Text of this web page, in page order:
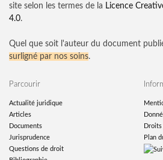
site selon les termes de la Licence
4.0.
Quel que soit l'auteur du document
surligné par nos soins.
Parcourir
Actualité juridique
Articles
Documents
Jurisprudence
Questions de droit
Plan